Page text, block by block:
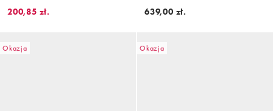
zwierzęcy wzór
200,85 zł.
zielone paski
639,00 zł.
Okazja Okazja